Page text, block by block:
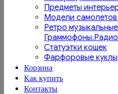
Предметы
Модели самолетов
Ретро
Статуэтки кошек
Фарфоровые куклы
Корзина
Как купить
Контакты